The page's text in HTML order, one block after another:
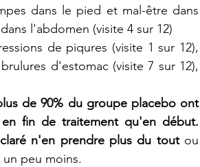
dans le pied et mal-être dans
l'abdomen (visite 4 sur 12)
de piqures (visite 1 sur 12),
d'estomac (visite 7 sur 12),
de 90% du groupe placebo ont
fin de traitement qu'en début.
n'en prendre plus du tout ou
peu moins.